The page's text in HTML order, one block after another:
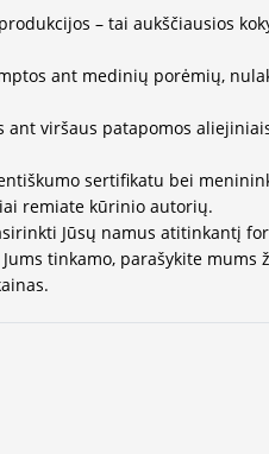
– tai aukščiausios
ant medinių porėmių,
ant viršaus patapomos
sertifikatu bei
remiate kūrinio autorių.
Jūsų namus atitinkantį
tinkamo, parašykite mums